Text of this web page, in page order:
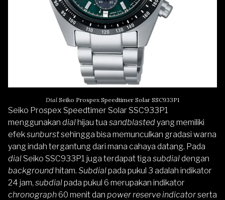
Dial Seiko Prospex Speedtimer Solar SSC933P1
Seiko Prospex Speedtimer Solar SSC933P1
menggunakan dialhijau tua sandblastedyang memiliki
efeksunburstsehingga bisa memunculkan gradasi warna
yang indah tergantung dari mana cahaya datang. Pada
dial Seiko SSC933P1 juga terdapat tiga subdialdengan
backgroundhitam. Subdialpada pukul 3 adalah indikator
24 jam, subdialpada pukul 6 merupakan indikator
chronograph60 menit dan power reserve indicatorserta